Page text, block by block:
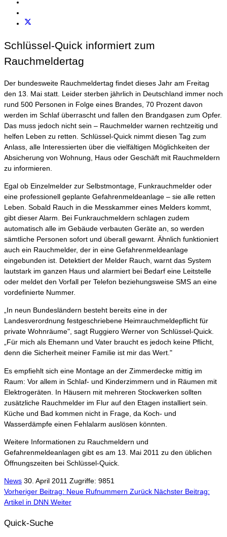
Schlüssel-Quick informiert zum
Rauchmeldertag
Der bundesweite Rauchmeldertag findet dieses Jahr am Freitag
den 13. Mai statt. Leider sterben jährlich in Deutschland immer noch
rund 500 Personen in Folge eines Brandes, 70 Prozent davon
werden im Schlaf überrascht und fallen den Brandgasen zum Opfer.
Das muss jedoch nicht sein – Rauchmelder warnen rechtzeitig und
helfen Leben zu retten. Schlüssel-Quick nimmt diesen Tag zum
Anlass, alle Interessierten über die vielfältigen Möglichkeiten der
Absicherung von Wohnung, Haus oder Geschäft mit Rauchmeldern
zu informieren.
Egal ob Einzelmelder zur Selbstmontage, Funkrauchmelder oder
eine professionell geplante Gefahrenmeldeanlage – sie alle retten
Leben. Sobald Rauch in die Messkammer eines Melders kommt,
gibt dieser Alarm. Bei Funkrauchmeldern schlagen zudem
automatisch alle im Gebäude verbauten Geräte an, so werden
sämtliche Personen sofort und überall gewarnt. Ähnlich funktioniert
auch ein Rauchmelder, der in eine Gefahrenmeldeanlage
eingebunden ist. Detektiert der Melder Rauch, warnt das System
lautstark im ganzen Haus und alarmiert bei Bedarf eine Leitstelle
oder meldet den Vorfall per Telefon beziehungsweise SMS an eine
vordefinierte Nummer.
„In neun Bundesländern besteht bereits eine in der
Landesverordnung festgeschriebene Heimrauchmeldepflicht für
private Wohnräume", sagt Ruggiero Werner von Schlüssel-Quick.
„Für mich als Ehemann und Vater braucht es jedoch keine Pflicht,
denn die Sicherheit meiner Familie ist mir das Wert."
Es empfiehlt sich eine Montage an der Zimmerdecke mittig im
Raum: Vor allem in Schlaf- und Kinderzimmern und in Räumen mit
Elektrogeräten. In Häusern mit mehreren Stockwerken sollten
zusätzliche Rauchmelder im Flur auf den Etagen installiert sein.
Küche und Bad kommen nicht in Frage, da Koch- und
Wasserdämpfe einen Fehlalarm auslösen könnten.
Weitere Informationen zu Rauchmeldern und
Gefahrenmeldeanlagen gibt es am 13. Mai 2011 zu den üblichen
Öffnungszeiten bei Schlüssel-Quick.
News 30. April 2011 Zugriffe: 9851
Vorheriger Beitrag: Neue Rufnummern Zurück Nächster Beitrag:
Artikel in DNN Weiter
Quick-Suche